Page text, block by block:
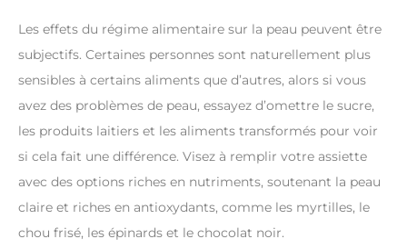
Les effets du régime alimentaire sur la peau peuvent être
subjectifs. Certaines personnes sont naturellement plus
sensibles à certains aliments que d’autres, alors si vous
avez des problèmes de peau, essayez d’omettre le sucre,
les produits laitiers et les aliments transformés pour voir
si cela fait une différence. Visez à remplir votre assiette
avec des options riches en nutriments, soutenant la peau
claire et riches en antioxydants, comme les myrtilles, le
chou frisé, les épinards et le chocolat noir.